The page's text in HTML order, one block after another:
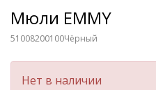
Мюли EMMY
51008200100Чёрный
Нет в наличии